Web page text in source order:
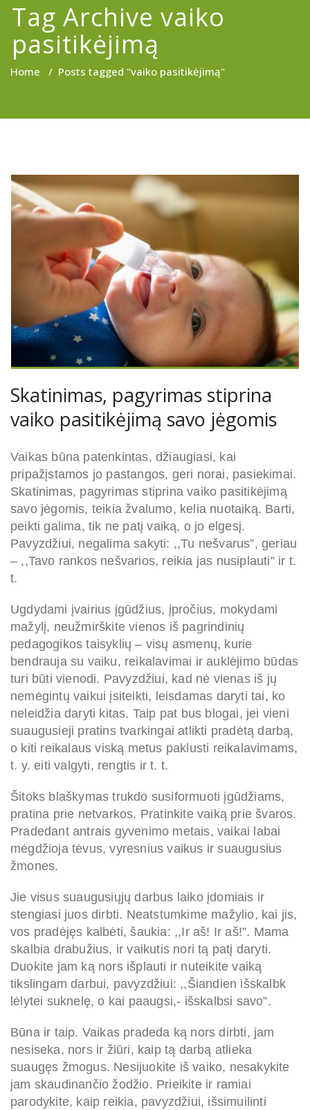
Tag Archive vaiko
pasitikėjimą
Home / Posts tagged "vaiko pasitikėjimą"
Skatinimas, pagyrimas stiprina
vaiko pasitikėjimą savo jėgomis
Vaikas būna patenkintas, džiaugiasi, kai
pripažįstamos jo pastangos, geri norai, pasiekimai.
Skatinimas, pagyrimas stiprina vaiko pasitikėjimą
savo jėgomis, teikia žvalumo, kelia nuotaiką. Barti,
peikti galima, tik ne patį vaiką, o jo elgesį.
Pavyzdžiui, negalima sakyti: ,,Tu nešvarus”, geriau
– ,,Tavo rankos nešvarios, reikia jas nusiplauti” ir t.
t.
Ugdydami įvairius įgūdžius, įpročius, mokydami
mažylį, neužmirškite vienos iš pagrindinių
pedagogikos taisyklių – visų asmenų, kurie
bendrauja su vaiku, reikalavimai ir auklėjimo būdas
turi būti vienodi. Pavyzdžiui, kad nė vienas iš jų
nemėgintų vaikui įsiteikti, leisdamas daryti tai, ko
neleidžia daryti kitas. Taip pat bus blogai, jei vieni
suaugusieji pratins tvarkingai atlikti pradėtą darbą,
o kiti reikalaus viską metus paklusti reikalavimams,
t. y. eiti valgyti, rengtis ir t. t.
Šitoks blaškymas trukdo susiformuoti įgūdžiams,
pratina prie netvarkos. Pratinkite vaiką prie švaros.
Pradedant antrais gyvenimo metais, vaikai labai
mėgdžioja tėvus, vyresnius vaikus ir suaugusius
žmones.
Jie visus suaugusiųjų darbus laiko įdomiais ir
stengiasi juos dirbti. Neatstumkime mažylio, kai jis,
vos pradėjęs kalbėti, šaukia: ,,Ir aš! Ir aš!”. Mama
skalbia drabužius, ir vaikutis nori tą patį daryti.
Duokite jam ką nors išplauti ir nuteikite vaiką
tikslingam darbui, pavyzdžiui: ,,Šiandien išskalbk
lėlytei suknelę, o kai paaugsi,- išskalbsi savo”.
Būna ir taip. Vaikas pradeda ką nors dirbti, jam
nesiseka, nors ir žiūri, kaip tą darbą atlieka
suaugęs žmogus. Nesijuokite iš vaiko, nesakykite
jam skaudinančio žodžio. Prieikite ir ramiai
parodykite, kaip reikia, pavyzdžiui, išsimuilinti